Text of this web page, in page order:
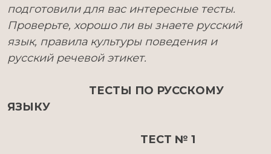
подготовили для вас интересные тесты.
Проверьте, хорошо ли вы знаете русский
язык, правила культуры поведения и
русский речевой этикет.
ТЕСТЫ ПО РУССКОМУ
ЯЗЫКУ
ТЕСТ № 1